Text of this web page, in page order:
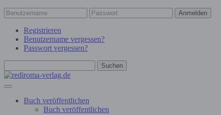
Anmelden
Registrieren
Benutzername vergessen?
Passwort vergessen?
Suchen
Buch veröffentlichen
Buch veröffentlichen